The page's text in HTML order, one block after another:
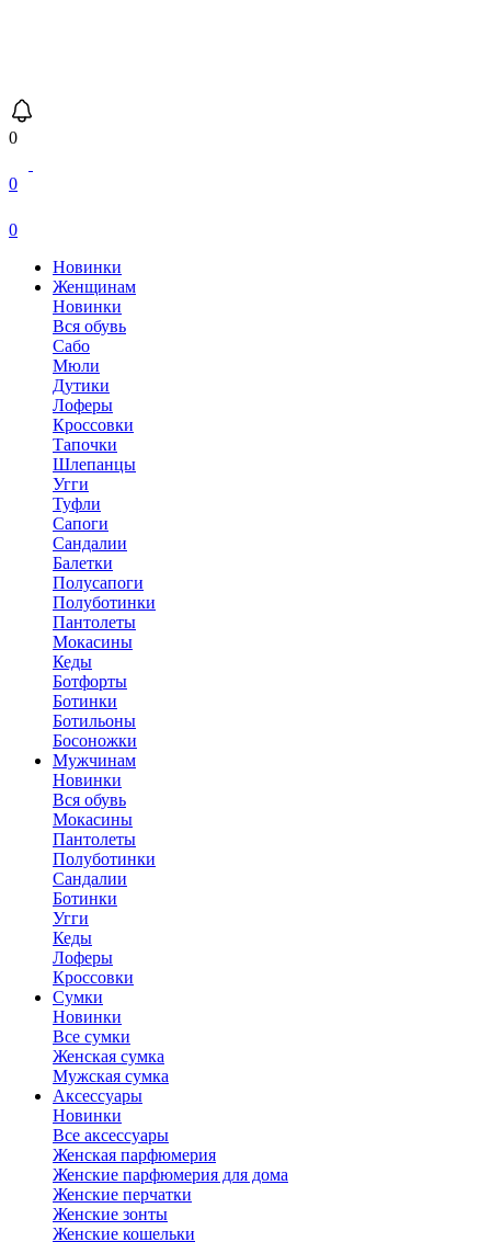
0
0
0
Новинки
Женщинам
Новинки
Вся обувь
Сабо
Мюли
Дутики
Лоферы
Кроссовки
Тапочки
Шлепанцы
Угги
Туфли
Сапоги
Сандалии
Балетки
Полусапоги
Полуботинки
Пантолеты
Мокасины
Кеды
Ботфорты
Ботинки
Ботильоны
Босоножки
Мужчинам
Новинки
Вся обувь
Мокасины
Пантолеты
Полуботинки
Сандалии
Ботинки
Угги
Кеды
Лоферы
Кроссовки
Сумки
Новинки
Все сумки
Женская сумка
Мужская сумка
Аксессуары
Новинки
Все аксессуары
Женская парфюмерия
Женские парфюмерия для дома
Женские перчатки
Женские зонты
Женские кошельки